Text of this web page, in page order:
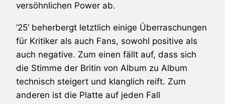
versöhnlichen Power ab.
’25‘ beherbergt letztlich einige Überraschungen
für Kritiker als auch Fans, sowohl positive als
auch negative. Zum einen fällt auf, dass sich
die Stimme der Britin von Album zu Album
technisch steigert und klanglich reift. Zum
anderen ist die Platte auf jeden Fall